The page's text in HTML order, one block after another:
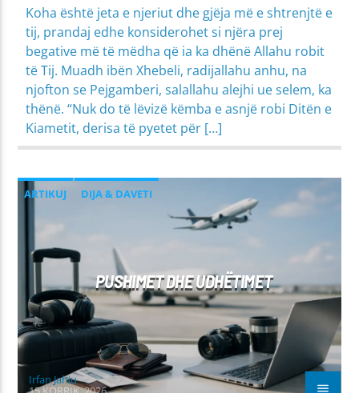
Koha është jeta e njeriut dhe gjëja më e shtrenjtë e
tij, prandaj edhe konsiderohet si njëra prej
begative më të mëdha që ia ka dhënë Allahu robit
të Tij. Muadh ibën Xhebeli, radijallahu anhu, na
njofton se Pejgamberi, salallahu alejhi ue selem, ka
thënë. “Nuk do të lëvizë këmba e asnjë robi Ditën e
Kiametit, derisa të pyetet për […]
ARTIKUJ
DIJA & DAVETI
MIRËSJELLJA - EDUKATA FETARE
PROBLEME SHPIRTËRORE & SHOQËRORE
PUSHIMET DHE UDHËTIMET
Irfan Jahiu